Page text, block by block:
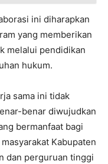
ini diharapkan
yang memberikan
melalui pendidikan
hukum.
sama ini tidak
benar diwujudkan
bermanfaat bagi
Kabupaten
dan perguruan tinggi